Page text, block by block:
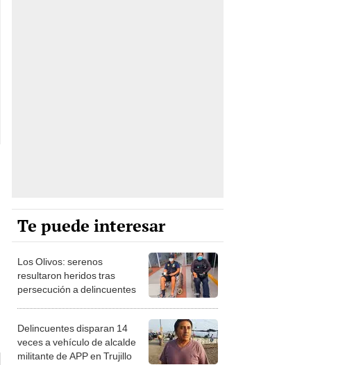
Te puede interesar
Los Olivos: serenos
resultaron heridos tras
persecución a delincuentes
Delincuentes disparan 14
veces a vehículo de alcalde
militante de APP en Trujillo